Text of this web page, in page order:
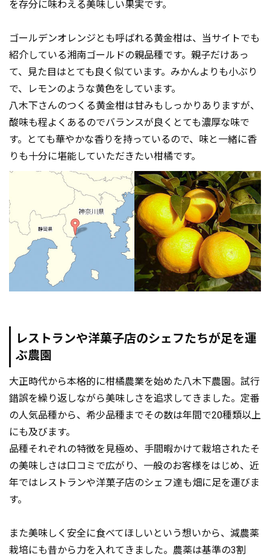
を存分に味わえる美味しい果実です。
ゴールデンオレンジとも呼ばれる黄金柑は、当サイトでも
紹介している湘南ゴールドの親品種です。親子だけあっ
て、見た目はとても良く似ています。みかんよりも小ぶり
で、レモンのような黄色をしています。
八木下さんのつくる黄金柑は甘みもしっかりありますが、
酸味も程よくあるのでバランスが良くとても濃厚な味で
す。とても華やかな香りを持っているので、味と一緒に香
りも十分に堪能していただきたい柑橘です。
レストランや洋菓子店のシェフたちが足を運
ぶ農園
大正時代から本格的に柑橘農業を始めた八木下農園。試行
錯誤を繰り返しながら美味しさを追求してきました。定番
の人気品種から、希少品種までその数は年間で20種類以上
にも及びます。
品種それぞれの特徴を見極め、手間暇かけて栽培されたそ
の美味しさは口コミで広がり、一般のお客様をはじめ、近
年ではレストランや洋菓子店のシェフ達も畑に足を運びま
す。
また美味しく安全に食べてほしいという想いから、減農薬
栽培にも昔から力を入れてきました。農薬は基準の3割